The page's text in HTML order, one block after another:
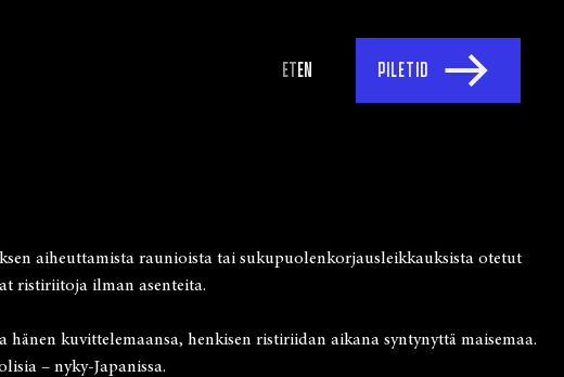
ETEN PILETID
aiheuttamista raunioista tai sukupuolenkorjausleikkauksista otetut
ristiriitoja ilman asenteita.
hänen kuvittelemaansa, henkisen ristiriidan aikana syntynyttä maisemaa.
– nyky-Japanissa.